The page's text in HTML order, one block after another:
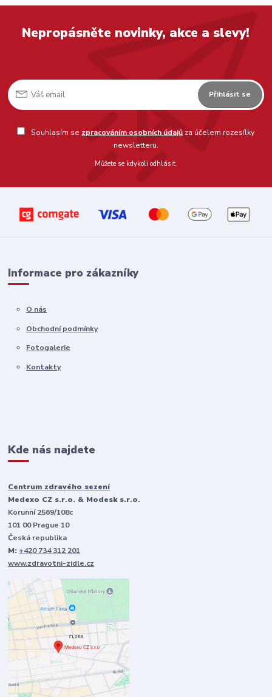
Nepropásněte novinky, akce a slevy!
Přihlásit se
Souhlasím se zpracováním osobních údajů za účelem rozesílky
newsletteru.
Můžete se kdykoli odhlásit.
Informace pro zákazníky
O nás
Obchodní podmínky
Fotogalerie
Kontakty
Kde nás najdete
Centrum zdravého sezení
Medexo CZ s.r.o. & Modesk s.r.o.
Korunní 2569/108c
101 00 Prague 10
Česká republika
M: +420 734 312 201
www.zdravotni-zidle.cz